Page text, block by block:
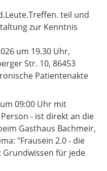
teil und
zur Kenntnis
um 19.30 Uhr,
Str. 10, 86453
Patientenakte
09:00 Uhr mit
- ist direkt an die
Gasthaus Bachmeir,
"Frausein 2.0 - die
Grundwissen für jede